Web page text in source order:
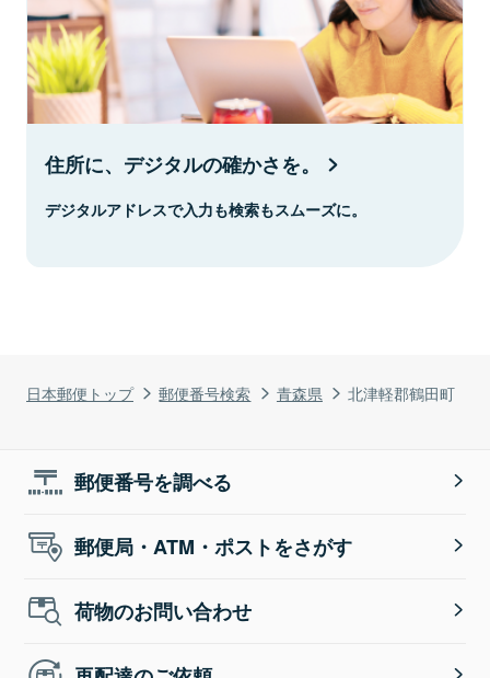
日本郵便トップ 郵便番号検索 青森県 北津軽郡鶴田町
住所に、デジタルの確かさを。
デジタルアドレスで入力も検索もスムーズに。
郵便番号を調べる
郵便局・ATM・ポストをさがす
荷物のお問い合わせ